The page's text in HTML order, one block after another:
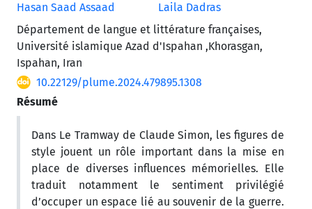
Hasan Saad Assaad
Laila Dadras
Département de langue et littérature françaises,
Université islamique Azad d'Ispahan ,Khorasgan,
Ispahan, Iran
10.22129/plume.2024.479895.1308
Résumé
Dans Le Tramway de Claude Simon, les figures de
style jouent un rôle important dans la mise en
place de diverses influences mémorielles. Elle
traduit notamment le sentiment privilégié
d’occuper un espace lié au souvenir de la guerre.